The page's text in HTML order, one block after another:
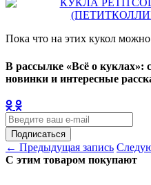
Пока что на этих кукол можно
В рассылке «Всё о куклах»:
новинки и интересные
Подписаться
← Предыдущая запись
С этим товаром покупают